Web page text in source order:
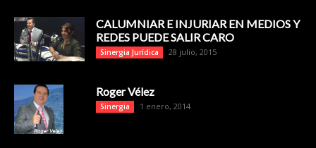
CALUMNIAR E INJURIAR EN MEDIOS Y
REDES PUEDE SALIR CARO
Sinergia Jurídica 28 julio, 2015
Roger Vélez
Sinergia 1 enero, 2014